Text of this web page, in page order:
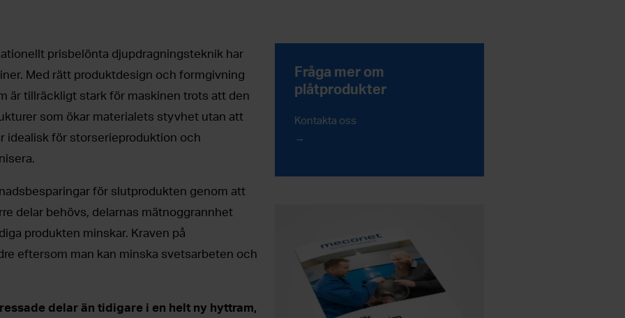
prisbelönta djupdragningsteknik har
Med rätt produktdesign och formgivning
är tillräckligt stark för maskinen trots att den
som ökar materialets styvhet utan att
idealisk för storserieproduktion och
för slutprodukten genom att
delar behövs, delarnas mätnoggrannhet
produkten minskar. Kraven på
eftersom man kan minska svetsarbeten och
delar än tidigare i en helt ny hyttram,
Fråga mer om
plåtprodukter
Kontakta oss